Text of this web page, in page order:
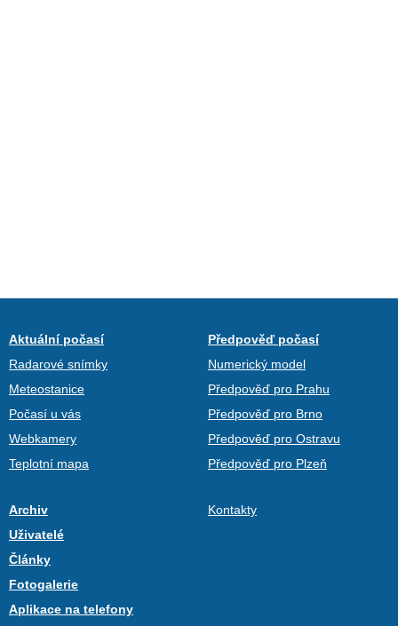
Aktuální počasí
Radarové snímky
Meteostanice
Počasí u vás
Webkamery
Teplotní mapa
Předpověď počasí
Numerický model
Předpověď pro Prahu
Předpověď pro Brno
Předpověď pro Ostravu
Předpověď pro Plzeň
Archiv
Uživatelé
Články
Fotogalerie
Aplikace na telefony
Kontakty